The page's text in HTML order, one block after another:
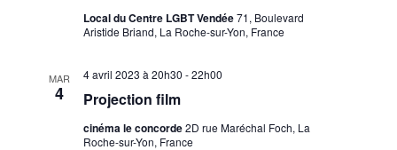
Local du Centre LGBT Vendée71, Boulevard
Aristide Briand, La Roche-sur-Yon, France
MAR
4 Projection film
4 avril 2023 à 20h30 -22h00
cinéma le concorde2D rue Maréchal Foch, La
Roche-sur-Yon, France